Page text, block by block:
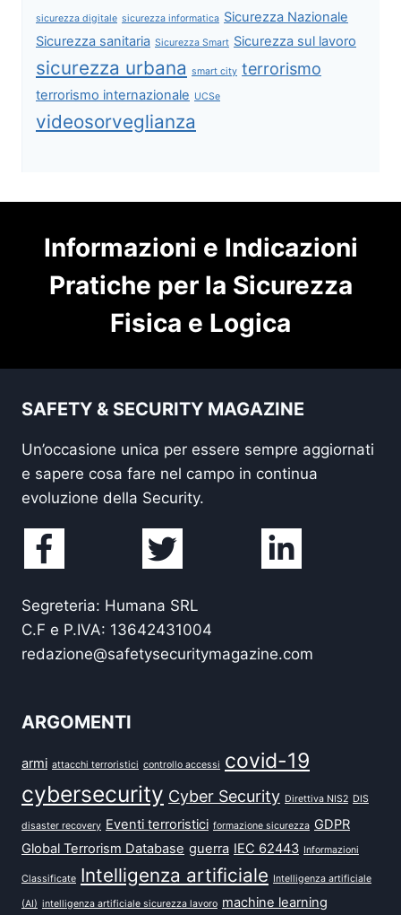
sicurezza digitale sicurezza informatica Sicurezza Nazionale
Sicurezza sanitaria Sicurezza Smart Sicurezza sul lavoro
sicurezza urbana smart city terrorismo
terrorismo internazionale UCSe
videosorveglianza
Informazioni e Indicazioni
Pratiche per la Sicurezza
Fisica e Logica
SAFETY & SECURITY MAGAZINE
Un’occasione unica per essere sempre aggiornati
e sapere cosa fare nel campo in continua
evoluzione della Security.
Segreteria: Humana SRL
C.F e P.IVA: 13642431004
redazione@safetysecuritymagazine.com
ARGOMENTI
armi attacchi terroristici controllo accessi covid-19
cybersecurity Cyber Security Direttiva NIS2 DIS
disaster recovery Eventi terroristici formazione sicurezza GDPR
Global Terrorism Database guerra IEC 62443 Informazioni
Classificate Intelligenza artificiale Intelligenza artificiale
(AI) intelligenza artificiale sicurezza lavoro machine learning